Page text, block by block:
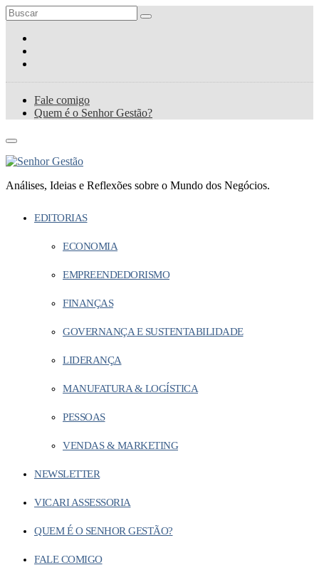
Fale comigo
Quem é o Senhor Gestão?
Análises, Ideias e Reflexões sobre o Mundo dos Negócios.
EDITORIAS
ECONOMIA
EMPREENDEDORISMO
FINANÇAS
GOVERNANÇA E SUSTENTABILIDADE
LIDERANÇA
MANUFATURA & LOGÍSTICA
PESSOAS
VENDAS & MARKETING
NEWSLETTER
VICARI ASSESSORIA
QUEM É O SENHOR GESTÃO?
FALE COMIGO